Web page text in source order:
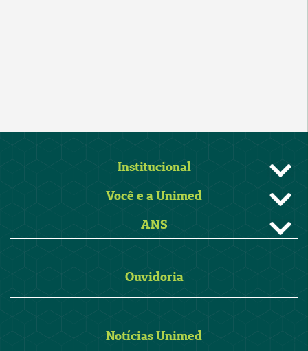
Institucional
Você e a Unimed
ANS
Ouvidoria
Notícias Unimed